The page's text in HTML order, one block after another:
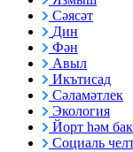
Сәясәт
Дин
Фән
Авыл
Икътисад
Сәламәтлек
Экология
Йорт һәм
Социаль